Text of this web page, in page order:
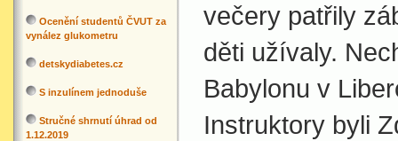
Ocenění studentů ČVUT za
vynález glukometru
detskydiabetes.cz
S inzulínem jednoduše
Stručné shrnutí úhrad od
1.12.2019
večery patřily
děti užívaly.
Babylonu v
Instruktory byli